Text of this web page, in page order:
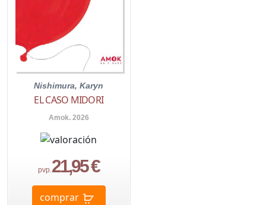
Nishimura, Karyn
EL CASO MIDORI
Amok. 2026
pvp. 21,95 €
comprar